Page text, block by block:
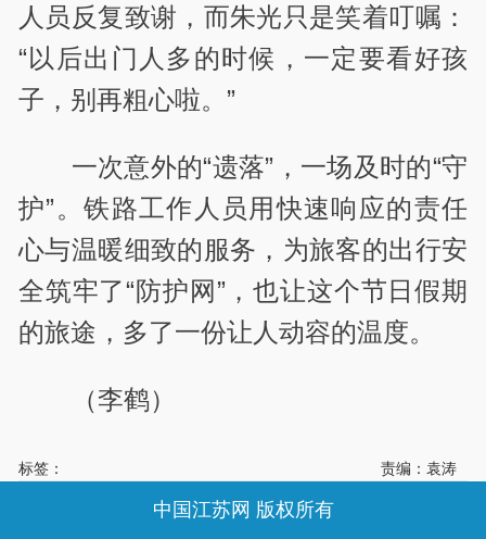
人员反复致谢，而朱光只是笑着叮嘱：
“以后出门人多的时候，一定要看好孩
子，别再粗心啦。”
一次意外的“遗落”，一场及时的“守
护”。铁路工作人员用快速响应的责任
心与温暖细致的服务，为旅客的出行安
全筑牢了“防护网”，也让这个节日假期
的旅途，多了一份让人动容的温度。
（李鹤）
标签： 责编：袁涛
中国江苏网 版权所有